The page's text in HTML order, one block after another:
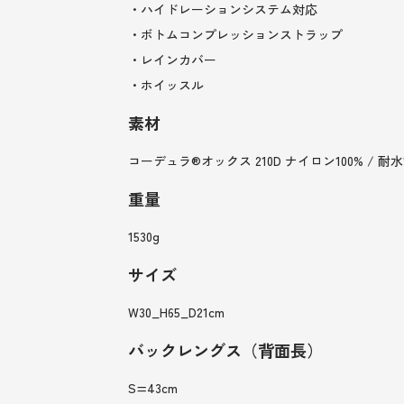
・ハイドレーションシステム対応
・ボトムコンプレッションストラップ
・レインカバー
・ホイッスル
素材
コーデュラ®オックス 210D ナイロン100% / 耐
重量
1530g
サイズ
W30_H65_D21cm
バックレングス（背面長）
S=43cm